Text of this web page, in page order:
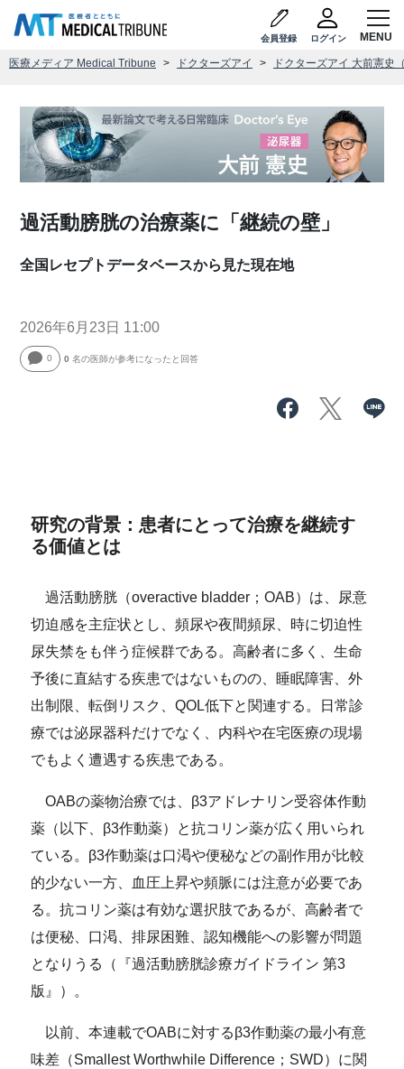
会員登録 ログイン
医療メディア Medical Tribune ドクターズアイ ドクターズアイ 大前憲史
過活動膀胱の治療薬に「継続の壁」
全国レセプトデータベースから見た現在地
2026年6月23日 11:00
0 0 名の医師が参考になったと回答
研究の背景：患者にとって治療を継続す
る価値とは
過活動膀胱（overactive bladder；OAB）は、尿意
切迫感を主症状とし、頻尿や夜間頻尿、時に切迫性
尿失禁をも伴う症候群である。高齢者に多く、生命
予後に直結する疾患ではないものの、睡眠障害、外
出制限、転倒リスク、QOL低下と関連する。日常診
療では泌尿器科だけでなく、内科や在宅医療の現場
でもよく遭遇する疾患である。
OABの薬物治療では、β3アドレナリン受容体作動
薬 （以下、β3作動薬） と抗コリン薬が広く用いられ
ている。β3作動薬は口渇や便秘などの副作用が比較
的少ない一方、血圧上昇や頻脈には注意が必要であ
る。抗コリン薬は有効な選択肢であるが、高齢者で
は便秘、口渇、排尿困難、認知機能への影響が問題
となりうる（『過活動膀胱診療ガイドライン 第3
版』）。
以前、本連載でOABに対するβ3作動薬の最小有意
味差（Smallest Worthwhile Difference；SWD）に関